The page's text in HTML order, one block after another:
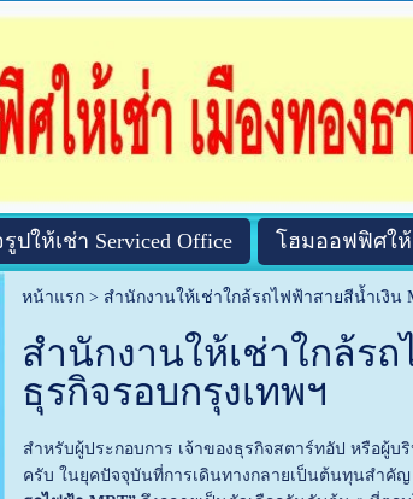
ปให้เช่า Serviced Office โฮมออฟฟิศให้
หน้าแรก> สำนักงานให้เช่าใกล้รถไฟฟ้าสายสีน้ำเงิน
สำนักงานให้เช่าใกล้ร
ธุรกิจรอบกรุงเทพฯ
สำหรับผู้ประกอบการ เจ้าของธุรกิจสตาร์ทอัป หรือผู้
ครับ ในยุคปัจจุบันที่การเดินทางกลายเป็นต้นทุนสำคั